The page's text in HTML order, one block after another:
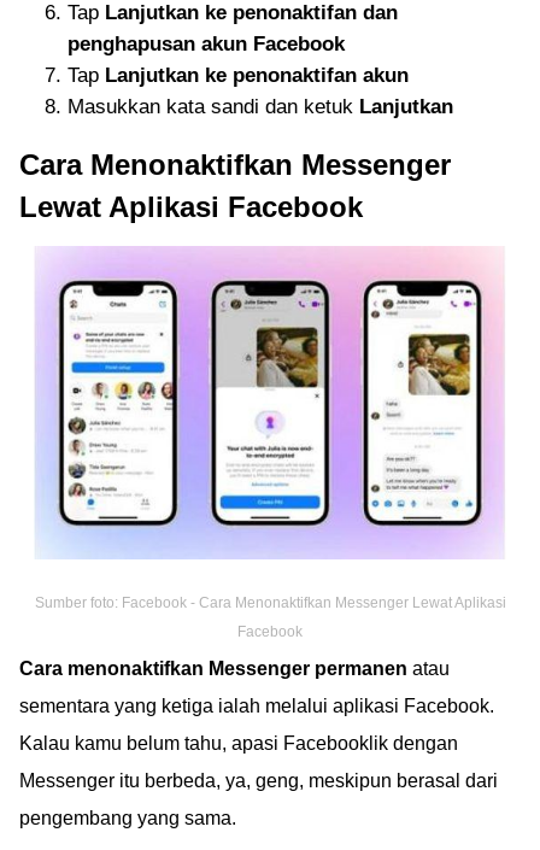
Tap Lanjutkan ke penonaktifan dan
penghapusan akun Facebook
Tap Lanjutkan ke penonaktifan akun
Masukkan kata sandi dan ketuk Lanjutkan
Cara Menonaktifkan Messenger
Lewat Aplikasi Facebook
Sumber foto: Facebook - Cara Menonaktifkan Messenger Lewat Aplikasi
Facebook
Cara menonaktifkan Messenger permanen atau
sementara yang ketiga ialah melalui aplikasi Facebook.
Kalau kamu belum tahu, apasi Facebooklik dengan
Messenger itu berbeda, ya, geng, meskipun berasal dari
pengembang yang sama.